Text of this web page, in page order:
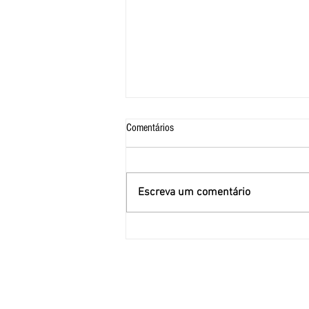
Comentários
Escreva um comentário